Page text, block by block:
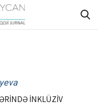
İNKLÜZİV